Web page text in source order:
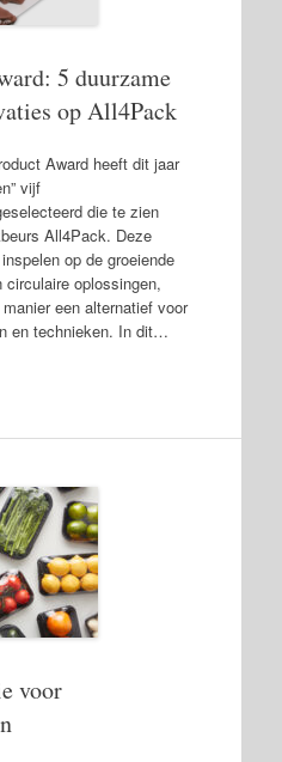
5 duurzame
op All4Pack
Award heeft dit jaar
vijf
die te zien
All4Pack. Deze
op de groeiende
circulaire oplossingen,
een alternatief voor
en technieken. In dit…
voor